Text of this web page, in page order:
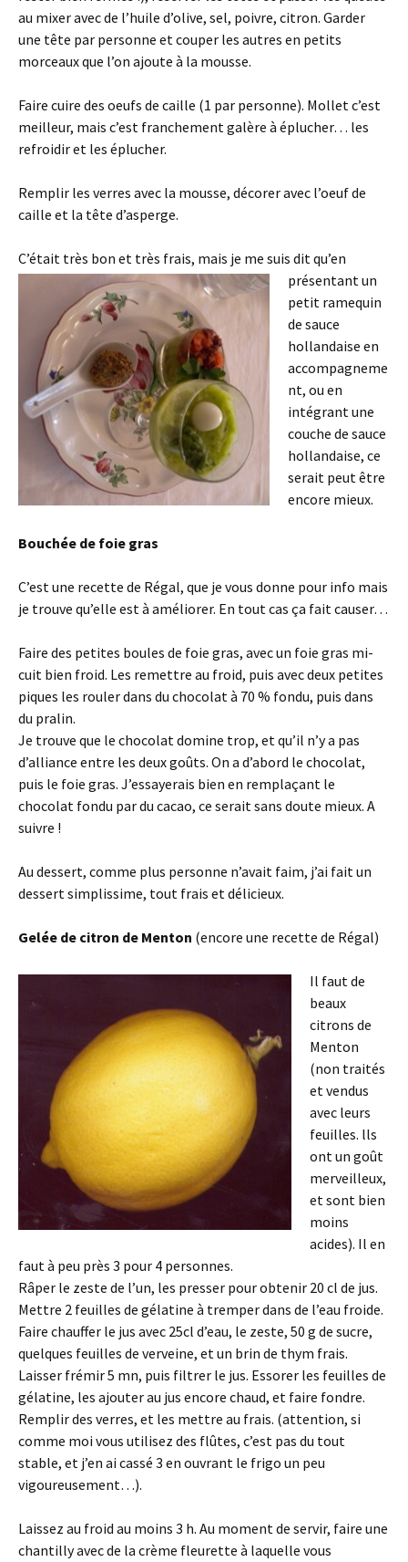
au mixer avec de l’huile d’olive, sel, poivre, citron. Garder
une tête par personne et couper les autres en petits
morceaux que l’on ajoute à la mousse.
Faire cuire des oeufs de caille (1 par personne). Mollet c’est
meilleur, mais c’est franchement galère à éplucher… les
refroidir et les éplucher.
Remplir les verres avec la mousse, décorer avec l’oeuf de
caille et la tête d’asperge.
C’était très bon et très frais, mais je me suis dit qu’en
présentant un
petit ramequin
de sauce
hollandaise en
accompagneme
nt, ou en
intégrant une
couche de sauce
hollandaise, ce
serait peut être
encore mieux.
Bouchée de foie gras
C’est une recette de Régal, que je vous donne pour info mais
je trouve qu’elle est à améliorer. En tout cas ça fait causer…
Faire des petites boules de foie gras, avec un foie gras mi-
cuit bien froid. Les remettre au froid, puis avec deux petites
piques les rouler dans du chocolat à 70 % fondu, puis dans
du pralin.
Je trouve que le chocolat domine trop, et qu’il n’y a pas
d’alliance entre les deux goûts. On a d’abord le chocolat,
puis le foie gras. J’essayerais bien en remplaçant le
chocolat fondu par du cacao, ce serait sans doute mieux. A
suivre !
Au dessert, comme plus personne n’avait faim, j’ai fait un
dessert simplissime, tout frais et délicieux.
Gelée de citron de Menton (encore une recette de Régal)
Il faut de
beaux
citrons de
Menton
(non traités
et vendus
avec leurs
feuilles. lls
ont un goût
merveilleux,
et sont bien
moins
acides). Il en
faut à peu près 3 pour 4 personnes.
Râper le zeste de l’un, les presser pour obtenir 20 cl de jus.
Mettre 2 feuilles de gélatine à tremper dans de l’eau froide.
Faire chauffer le jus avec 25cl d’eau, le zeste, 50 g de sucre,
quelques feuilles de verveine, et un brin de thym frais.
Laisser frémir 5 mn, puis filtrer le jus. Essorer les feuilles de
gélatine, les ajouter au jus encore chaud, et faire fondre.
Remplir des verres, et les mettre au frais. (attention, si
comme moi vous utilisez des flûtes, c’est pas du tout
stable, et j’en ai cassé 3 en ouvrant le frigo un peu
vigoureusement…).
Laissez au froid au moins 3 h. Au moment de servir, faire une
chantilly avec de la crème fleurette à laquelle vous